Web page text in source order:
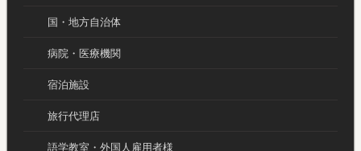
国・地方自治体
病院・医療機関
宿泊施設
旅行代理店
語学教室・外国人雇用者様